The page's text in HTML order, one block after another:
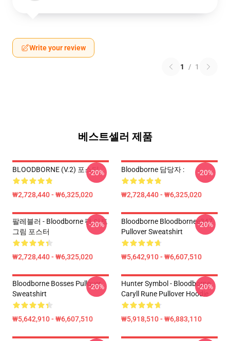
Write your review
1 / 1
베스트셀러 제품
BLOODBORNE (v.2) 포스터
₩2,728,440 - ₩6,325,020
-20% Bloodborne 담당자 :
₩2,728,440 - ₩6,325,020
-20%
팔레블러 - Bloodborne 팬 아트
그림 포스터
₩2,728,440 - ₩6,325,020
-20%
Bloodborne Bloodbornee347
Pullover Sweatshirt
₩5,642,910 - ₩6,607,510
-20%
Bloodborne Bosses Pullover
Sweatshirt
₩5,642,910 - ₩6,607,510
-20%
Hunter Symbol - Bloodborne
Caryll Rune Pullover Hoodie
₩5,918,510 - ₩6,883,110
-20%